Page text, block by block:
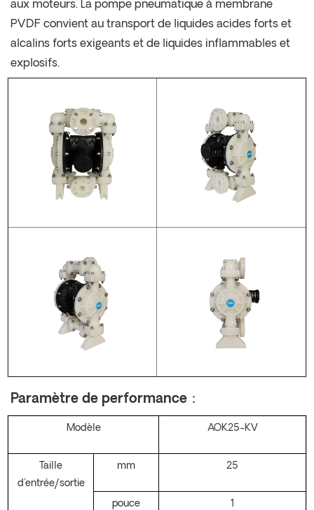
aux moteurs. La pompe pneumatique à membrane
PVDF convient au transport de liquides acides forts et
alcalins forts exigeants et de liquides inflammables et
explosifs.
Paramètre de performance：
Modèle AOK25-KV
Taille
d'entrée/sortie
mm 25
pouce 1